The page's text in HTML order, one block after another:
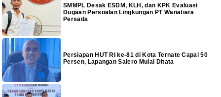
SMMPL Desak ESDM, KLH, dan KPK Evaluasi
Dugaan Persoalan Lingkungan PT Wanatiara
Persada
Persiapan HUT RI ke-81 di Kota Ternate Capai 50
Persen, Lapangan Salero Mulai Ditata